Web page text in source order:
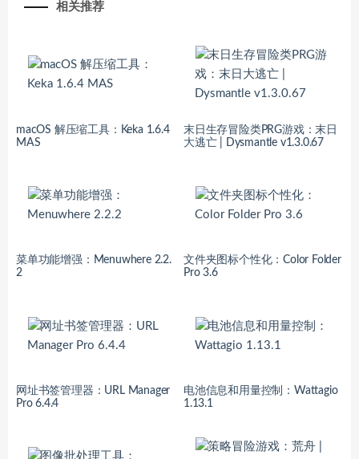
相关推荐
macOS 解压缩工具：Keka 1.6.4
MAS
末日生存冒险类PRG游戏：末日
大逃亡 | Dysmantle v1.3.0.67
菜单功能增强：Menuwhere 2.2.
2
文件夹图标个性化：Color Folder
Pro 3.6
网址书签管理器：URL Manager
Pro 6.4.4
电池信息和用量控制：Wattagio
1.13.1